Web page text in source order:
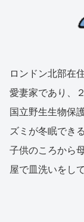
ロンドン北部在
愛妻家であり、
国立野生生物保
ズミが冬眠でき
子供のころから
屋で皿洗いをし